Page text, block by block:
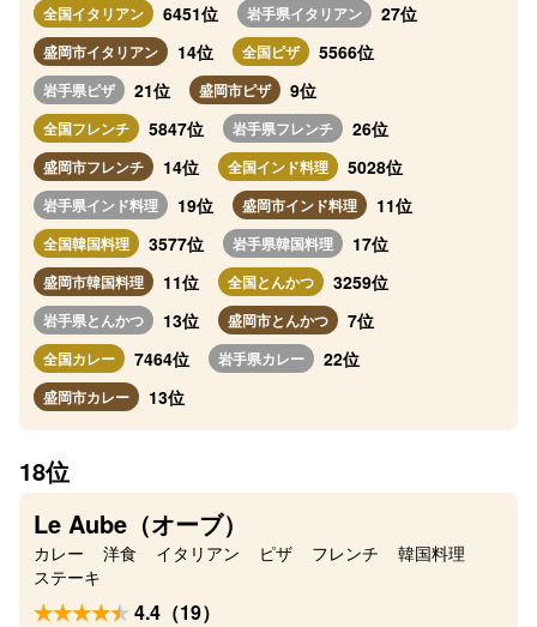
全国イタリアン 6451位 岩手県イタリアン 27位
盛岡市イタリアン 14位 全国ピザ 5566位
岩手県ピザ 21位 盛岡市ピザ 9位
全国フレンチ 5847位 岩手県フレンチ 26位
盛岡市フレンチ 14位 全国インド料理 5028位
岩手県インド料理 19位 盛岡市インド料理 11位
全国韓国料理 3577位 岩手県韓国料理 17位
盛岡市韓国料理 11位 全国とんかつ 3259位
岩手県とんかつ 13位 盛岡市とんかつ 7位
全国カレー 7464位 岩手県カレー 22位
盛岡市カレー 13位
18位
Le Aube（オーブ）
カレー 洋食 イタリアン ピザ フレンチ
韓国料理
ステーキ
4.4（19）